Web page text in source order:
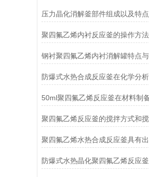
压力晶化消解釜部件组成以及特点